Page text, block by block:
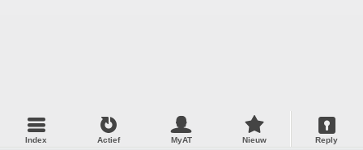
Index Actief MyAT Nieuw Reply